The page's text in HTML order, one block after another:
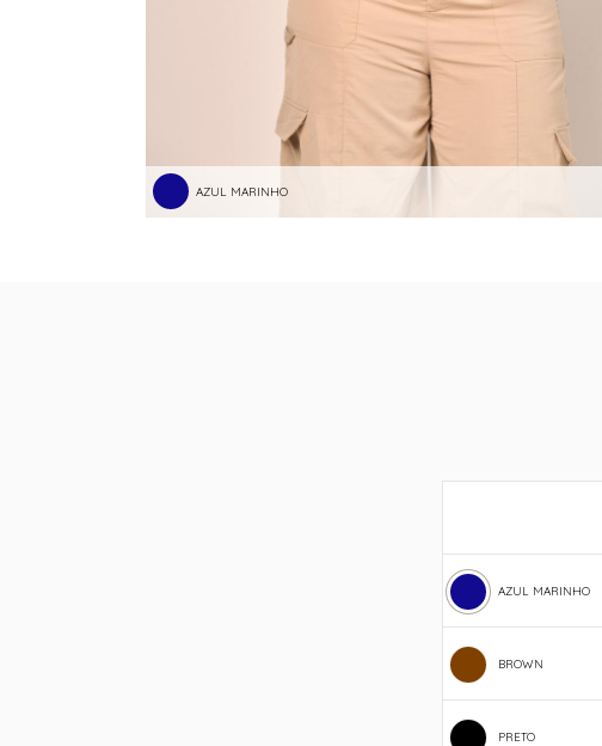
AZUL MARINHO
AZUL MARINHO
BROWN
PRETO